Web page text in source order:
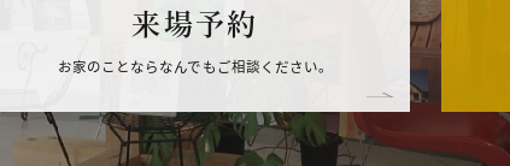
来場予約
お家のことならなんでもご相談ください。